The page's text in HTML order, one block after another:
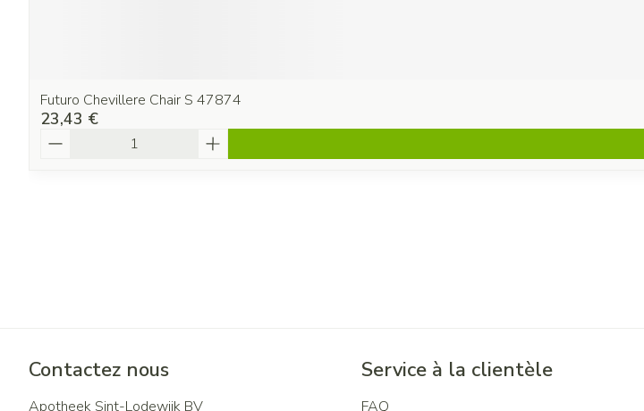
Futuro Chevillere Chair S 47874
23,43 €
Contactez nous
Apotheek Sint-Lodewijk BV
Service à la clientèle
FAQ